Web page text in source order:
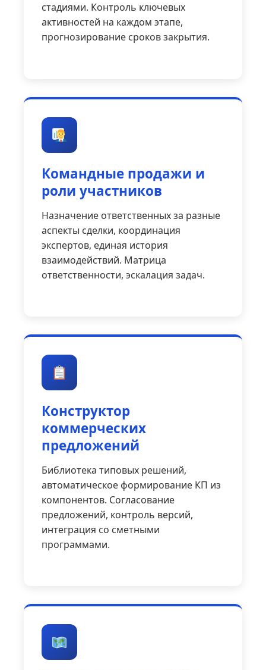
стадиями. Контроль ключевых
активностей на каждом этапе,
прогнозирование сроков закрытия.
Командные продажи и
роли участников
Назначение ответственных за разные
аспекты сделки, координация
экспертов, единая история
взаимодействий. Матрица
ответственности, эскалация задач.
Конструктор
коммерческих
предложений
Библиотека типовых решений,
автоматическое формирование КП из
компонентов. Согласование
предложений, контроль версий,
интеграция со сметными
программами.